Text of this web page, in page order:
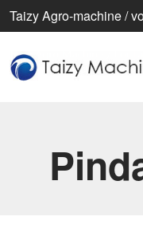
Taizy Agro-machine /